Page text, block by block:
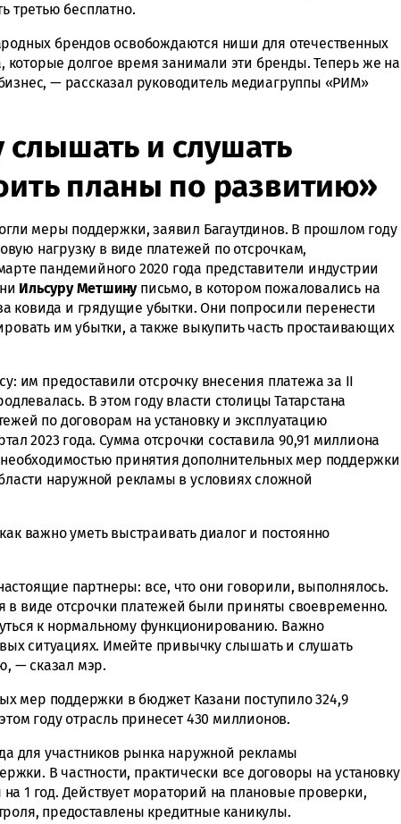
третью бесплатно.
брендов освобождаются ниши для отечественных
которые долгое время занимали эти бренды. Теперь же на
— рассказал руководитель медиагруппы «РИМ»
и слушать
планы по развитию»
меры поддержки, заявил Багаутдинов. В прошлом году
нагрузку в виде платежей по отсрочкам,
пандемийного 2020 года представители индустрии
Ильсуру Метшинуписьмо, в котором пожаловались на
и грядущие убытки. Они попросили перенести
им убытки, а также выкупить часть простаивающих
им предоставили отсрочку внесения платежа за II
В этом году власти столицы Татарстана
по договорам на установку и эксплуатацию
2023 года. Сумма отсрочки составила 90,91 миллиона
принятия дополнительных мер поддержки
наружной рекламы в условиях сложной
важно уметь выстраивать диалог и постоянно
партнеры: все, что они говорили, выполнялось.
виде отсрочки платежей были приняты своевременно.
к нормальному функционированию. Важно
ситуациях. Имейте привычку слышать и слушать
— сказал мэр.
мер поддержки в бюджет Казани поступило 324,9
году отрасль принесет 430 миллионов.
для участников рынка наружной рекламы
В частности, практически все договоры на установку
1 год. Действует мораторий на плановые проверки,
предоставлены кредитные каникулы.